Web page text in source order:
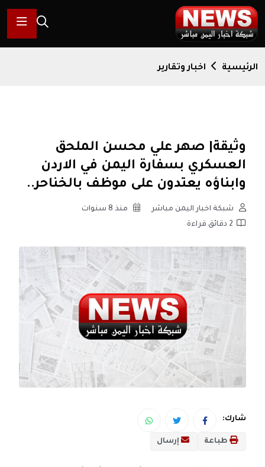
الرئيسية اخبار وتقارير
وثيقة| صهر علي محسن الملحق
العسكري بسفارة اليمن في الاردن
وابناؤه يعتدون على موظف بالخناحر..
شبكة اخبار اليمن مباشر
منذ 8 سنوات
2 دقائق قراءة
شارك:
طباعة إرسال